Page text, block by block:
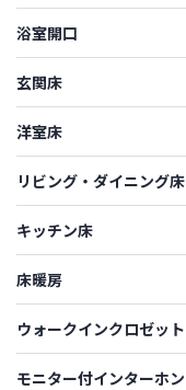
浴室開口
玄関床
洋室床
リビング・ダイニング床
キッチン床
床暖房
ウォークインクロゼット
モニター付インターホン